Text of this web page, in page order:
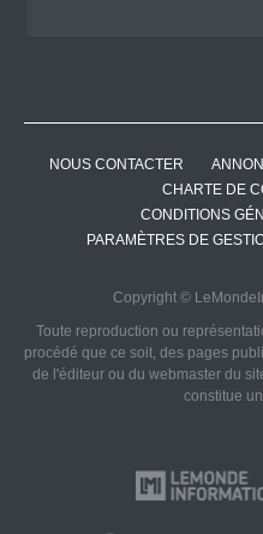
NOUS CONTACTER
CHARTE DE
CONDITIONS
PARAMÈTRES DE
Copyright ©
Toute reproduction ou
procédé que ce soit, des pages
de l'éditeur ou du webmaster du
constitue